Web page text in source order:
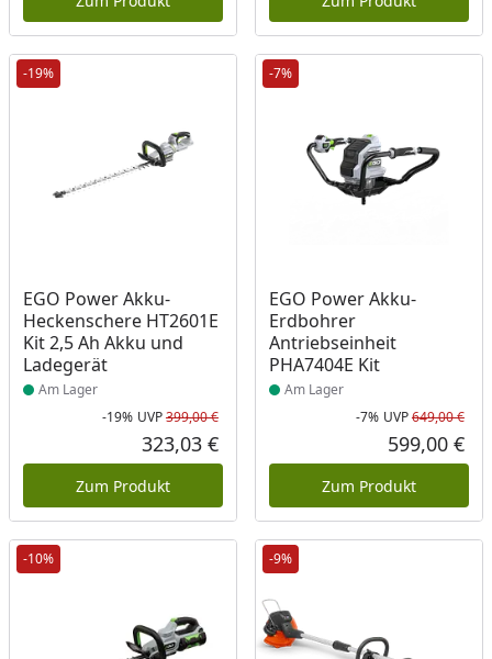
-19%
EGO Power Akku-
Heckenschere HT2601E
Kit 2,5 Ah Akku und
Ladegerät
Produkt am Lager
Am Lager
Rabatt in Prozent
-19%
Ursprünglicher Preis
UVP399,00 €
Aktueller Preis
323,03 €
Zum Produkt
-7%
EGO Power Akku-
Erdbohrer
Antriebseinheit
PHA7404E Kit
Produkt am Lager
Am Lager
-7% UVP649,00 €
599,00 €
Zum Produkt
-10% -9%